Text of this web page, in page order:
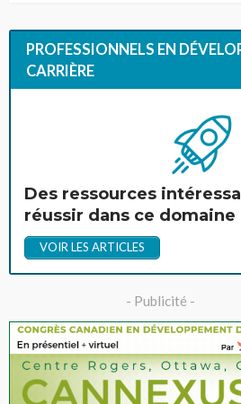
PROFESSIONNELS EN
CARRIÈRE
Des ressources
réussir dans ce domaine
VOIR LES ARTICLES
- Publicité -